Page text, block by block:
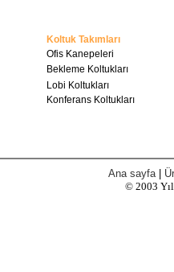
Koltuk Takımları
Ofis Kanepeleri
Bekleme Koltukları
Lobi Koltukları
Konferans Koltukları
Ana sayfa
© 2003